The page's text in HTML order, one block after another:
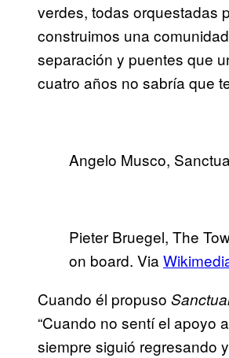
verdes, todas orquestadas
construimos una
separación y puentes que
cuatro años no sabría que
Angelo Musco,
Pieter Bruegel, The
on board. Via
Cuando él propuso
“Cuando no sentí el apoyo
siempre siguió regresando